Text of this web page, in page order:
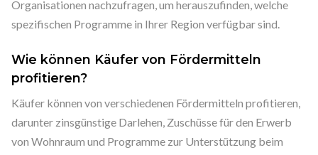
Organisationen nachzufragen, um herauszufinden, welche
spezifischen Programme in Ihrer Region verfügbar sind.
Wie können Käufer von Fördermitteln
profitieren?
Käufer können von verschiedenen Fördermitteln profitieren,
darunter zinsgünstige Darlehen, Zuschüsse für den Erwerb
von Wohnraum und Programme zur Unterstützung beim